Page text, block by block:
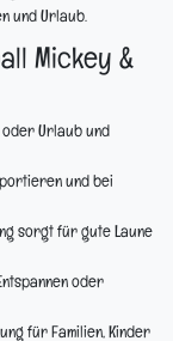
und Urlaub.
Mickey &
Urlaub und
und bei
sorgt für gute Laune
oder
für Familien, Kinder